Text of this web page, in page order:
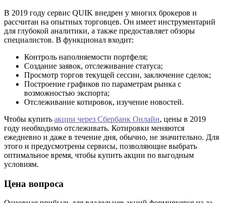
В 2019 году сервис QUIK внедрен у многих брокеров и
рассчитан на опытных торговцев. Он имеет инструментарий
для глубокой аналитики, а также предоставляет обзоры
специалистов. В функционал входит:
Контроль наполняемости портфеля;
Создание заявок, отслеживание статуса;
Просмотр торгов текущей сессии, заключение сделок;
Построение графиков по параметрам рынка с
возможностью экспорта;
Отслеживание котировок, изучение новостей.
Чтобы купить акции через Сбербанк Онлайн, цены в 2019
году необходимо отслеживать. Котировки меняются
ежедневно и даже в течение дня, обычно, не значительно. Для
этого и предусмотрены сервисы, позволяющие выбрать
оптимальное время, чтобы купить акции по выгодным
условиям.
Цена вопроса